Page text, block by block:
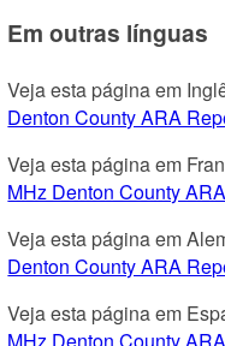
Em outras línguas
Veja esta página em
Denton County ARA
Veja esta página em
MHz Denton County
Veja esta página em
Denton County ARA
Veja esta página em
MHz Denton County